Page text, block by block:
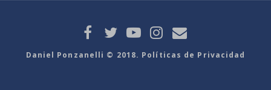
Daniel Ponzanelli © 2018. Políticas de Privacidad